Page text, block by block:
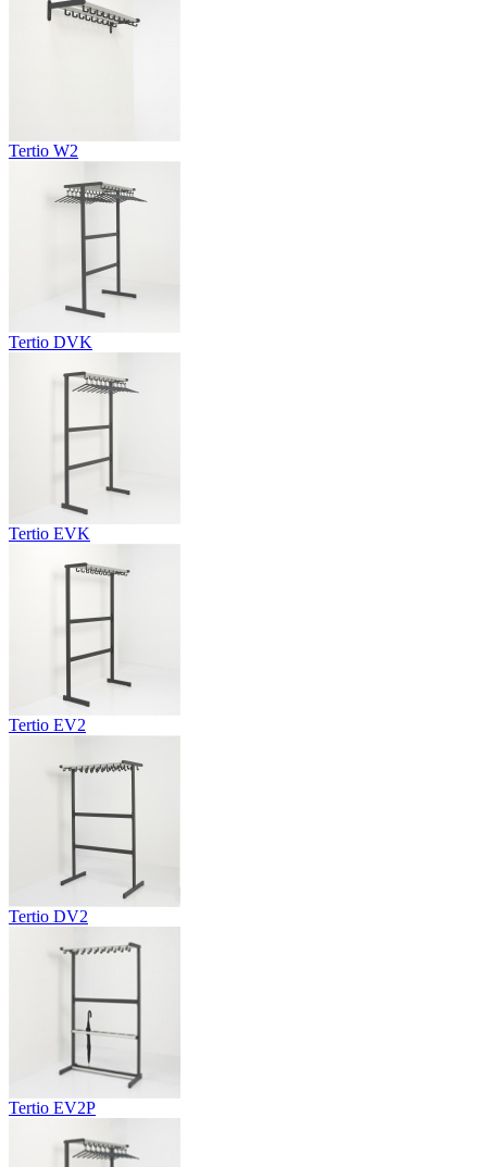
Tertio W2
Tertio DVK
Tertio EVK
Tertio EV2
Tertio DV2
Tertio EV2P